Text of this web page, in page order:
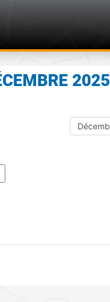
2025